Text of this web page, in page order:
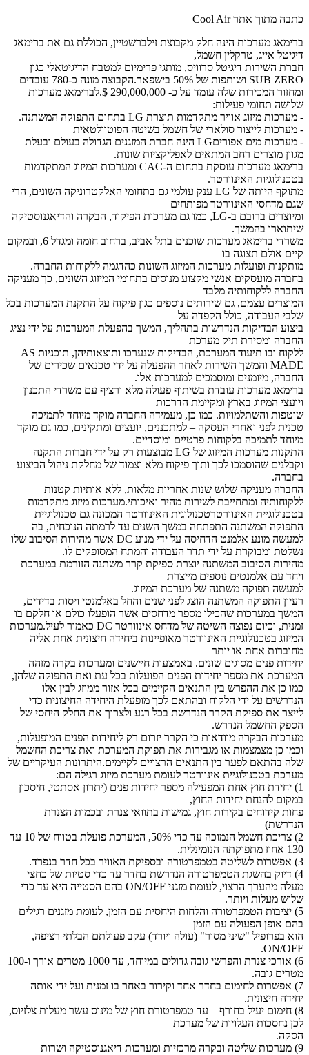
כתבה מתוך אתר Cool Air
ברימאג מערכות הינה חלק מקבוצת זילברשטיין, הכוללת גם את ברימאג
דיגיטל אייג, טרקלין חשמל,
חברת השירות דיגיטל סרוויס, מותגי פרימיום למטבח הדיגיטאלי כגון
SUB ZERO ושותפות של 50% בישפאר.הקבוצה מונה כ-780 עובדים
ומחזור המכירות שלה עומד על כ- 290,000,000 $.לברימאג מערכות
שלושה תחומי פעילות:
- מערכות מיזוג אוויר מתקדמות תוצרת LG בתחום התפוקה המשתנה.
- מערכות לייצור סולארי של חשמל בשיטה הפוטוולטאית
- מערכות מים אפוריםLG הינה חברת המזגנים הגדולה בעולם ובעלת
מגוון מוצרים רחב המתאים לאפליקציות שונות.
ברימאג מערכות עוסקת בתחום ה-CAC ומערכות המיזוג המתקדמות
בטכנולוגיות האינוורטר.
מתוקף היותה של LG ענק עולמי גם בתחומי האלקטרוניקה השונים, הרי
שגם מדחסי האינוורטר מפותחים
ומיוצרים ברובם ב-LG, כמו גם מערכות הפיקוד, הבקרה והדיאגנוסטיקה
שיתוארו בהמשך.
משרדי ברימאג מערכות שוכנים בתל אביב, ברחוב חומה ומגדל 6, ובמקום
קיים אולם תצוגה בו
מותקנות ופועלות מערכות המיזוג השונות כהדגמה ללקוחות החברה.
בחברה מועסקים אנשי מקצוע מנוסים בתחומי המיזוג השונים, כך מעניקה
החברה ללקוחותיה מלבד
המוצרים עצמם, גם שירותים נוספים כגון פיקוח על התקנת המערכות בכל
שלבי העבודה, כולל הקפדה על
ביצוע הבדיקות הנדרשות בתהליך, המשך בהפעלת המערכות על ידי נציג
החברה ומסירת תיק מערכת
ללקוח ובו תיעוד המערכת, הבדיקות שנערכו ותוצאותיהן, תוכניות AS
MADE והמשך השירות לאחר ההפעלה על ידי טכנאים שכירים של
החברה, מיומנים ומוסמכים למערכות אלו.
ברימאג מערכות עובדת בשיתוף פעולה מלא ורציף עם משרדי התכנון
ויועצי המיזוג בארץ ומקיימת הדרכות
שוטפות והשתלמויות. כמו כן, מעמידה החברה מוקד מיוחד לתמיכה
טכנית לפני ואחרי העסקה – למתכננים, יועצים ומתקינים, כמו גם מוקד
מיוחד לתמיכה בלקוחות פרטיים ומוסדיים.
התקנות מערכות המיזוג של LG מבוצעות רק על ידי חברות התקנה
וקבלנים שהוסמכו לכך ותוך פיקוח מלא וצמוד של מחלקת ניהול הביצוע
בחברה.
החברה מעניקה שלוש שנות אחריות מלאות, ללא אותיות קטנות
ללקוחותיה ומתחייבת לשירות מהיר ואיכותי.מערכות מיזוג מתקדמות
בטכנולוגיית האינוורטרטכנולוגית האינוורטר המכונה גם טכנולוגיית
התפוקה המשתנה התפתחה במשך השנים עד לרמתה הנוכחית, בה
למעשה מונע אלמנט הדחיסה על ידי מנוע DC אשר מהירות הסיבוב שלו
נשלטת ומבוקרת על ידי תדר העבודה והמתח המסופקים לו.
מהירות הסיבוב המשתנה יוצרת ספיקת קרר משתנה הזורמת במערכת
ויחד עם אלמנטים נוספים מייצרת
למעשה תפוקה משתנה של מערכת המיזוג.
רעיון התפוקה המשתנה הוצג לפני שנים והחל באלמנטי ויסות בדידים,
המשך במערכות שהכילו מספר מדחסים אשר הופעלו כולם או חלקם בו
זמנית, וכיום נפוצה השיטה של מדחס אינוורטר DC כאמור לעיל.מערכות
המיזוג בטכנולוגיית האינוורטר מאופיינות ביחידה חיצונית אחת אליה
מחוברות אחת או יותר
יחידות פנים מסוגים שונים. באמצעות חיישנים ומערכות בקרה מזהה
המערכת את מספר יחידות הפנים הפועלות בכל עת ואת התפוקה שלהן,
כמו כן את ההפרש בין התנאים הקיימים בכל אזור ממוזג לבין אלו
הנדרשים על ידי הלקוח ובהתאם לכך מופעלת היחידה החיצונית כדי
לייצר את ספיקת הקרר הנדרשת בכל רגע ולצרוך את החלק היחסי של
הספק החשמל הנדרש.
מערכות הבקרה מוודאות כי הקרר יזרום רק ליחידות הפנים המופעלות,
וכמו כן מצמצמות או מגבירות את תפוקת המערכת ואת צריכת החשמל
שלה בהתאם לפער בין התנאים הרצויים לקיימים.היתרונות העיקריים של
מערכת בטכנולוגיית אינוורטר לעומת מערכת מיזוג רגילה הם:
1) יחידת חוץ אחת המפעילה מספר יחידות פנים (יתרון אסתטי, חיסכון
במקום להנחת יחידות החוץ,
פחות קידוחים בקירות חוץ, גמישות בתוואי צנרת ובכמות הצנרת
הנדרשת)
2) צריכת חשמל הנמוכה עד כדי 50%, המערכת פועלת בטווח של 10 עד
130 אחוז מתפוקתה הנומינלית.
3) אפשרות לשליטה בטמפרטורה ובספיקת האוויר בכל חדר בנפרד.
4) דיוק בהשגת הטמפרטורה הנדרשת בחדר עד כדי סטיות של כחצי
מעלה מהערך הרצוי, לעומת מזגני ON/OFF בהם הסטייה היא עד כדי
שלוש מעלות ויותר.
5) יציבות הטמפרטורה והלחות היחסית עם הזמן, לעומת מזגנים רגילים
בהם אופן הפעולה עם הזמן
הוא בפרופיל "שיני מסור" (עולה ויורד) עקב פעולתם הבלתי רציפה,
ON/OFF.
6) אורכי צנרת והפרשי גובה גדולים במיוחד, עד 1000 מטרים אורך ו-100
מטרים גובה.
7) אפשרות לחימום בחדר אחד וקירור באחר בו זמנית ועל ידי אותה
יחידה חיצונית.
8) חימום יעיל בחורף – עד טמפרטורת חוץ של מינוס עשר מעלות צלזיוס,
לכן נחסכות העלויות של מערכת
הסקה.
9) מערכות שליטה ובקרה מרכזיות ומערכות דיאגנוסטיקה ושרות